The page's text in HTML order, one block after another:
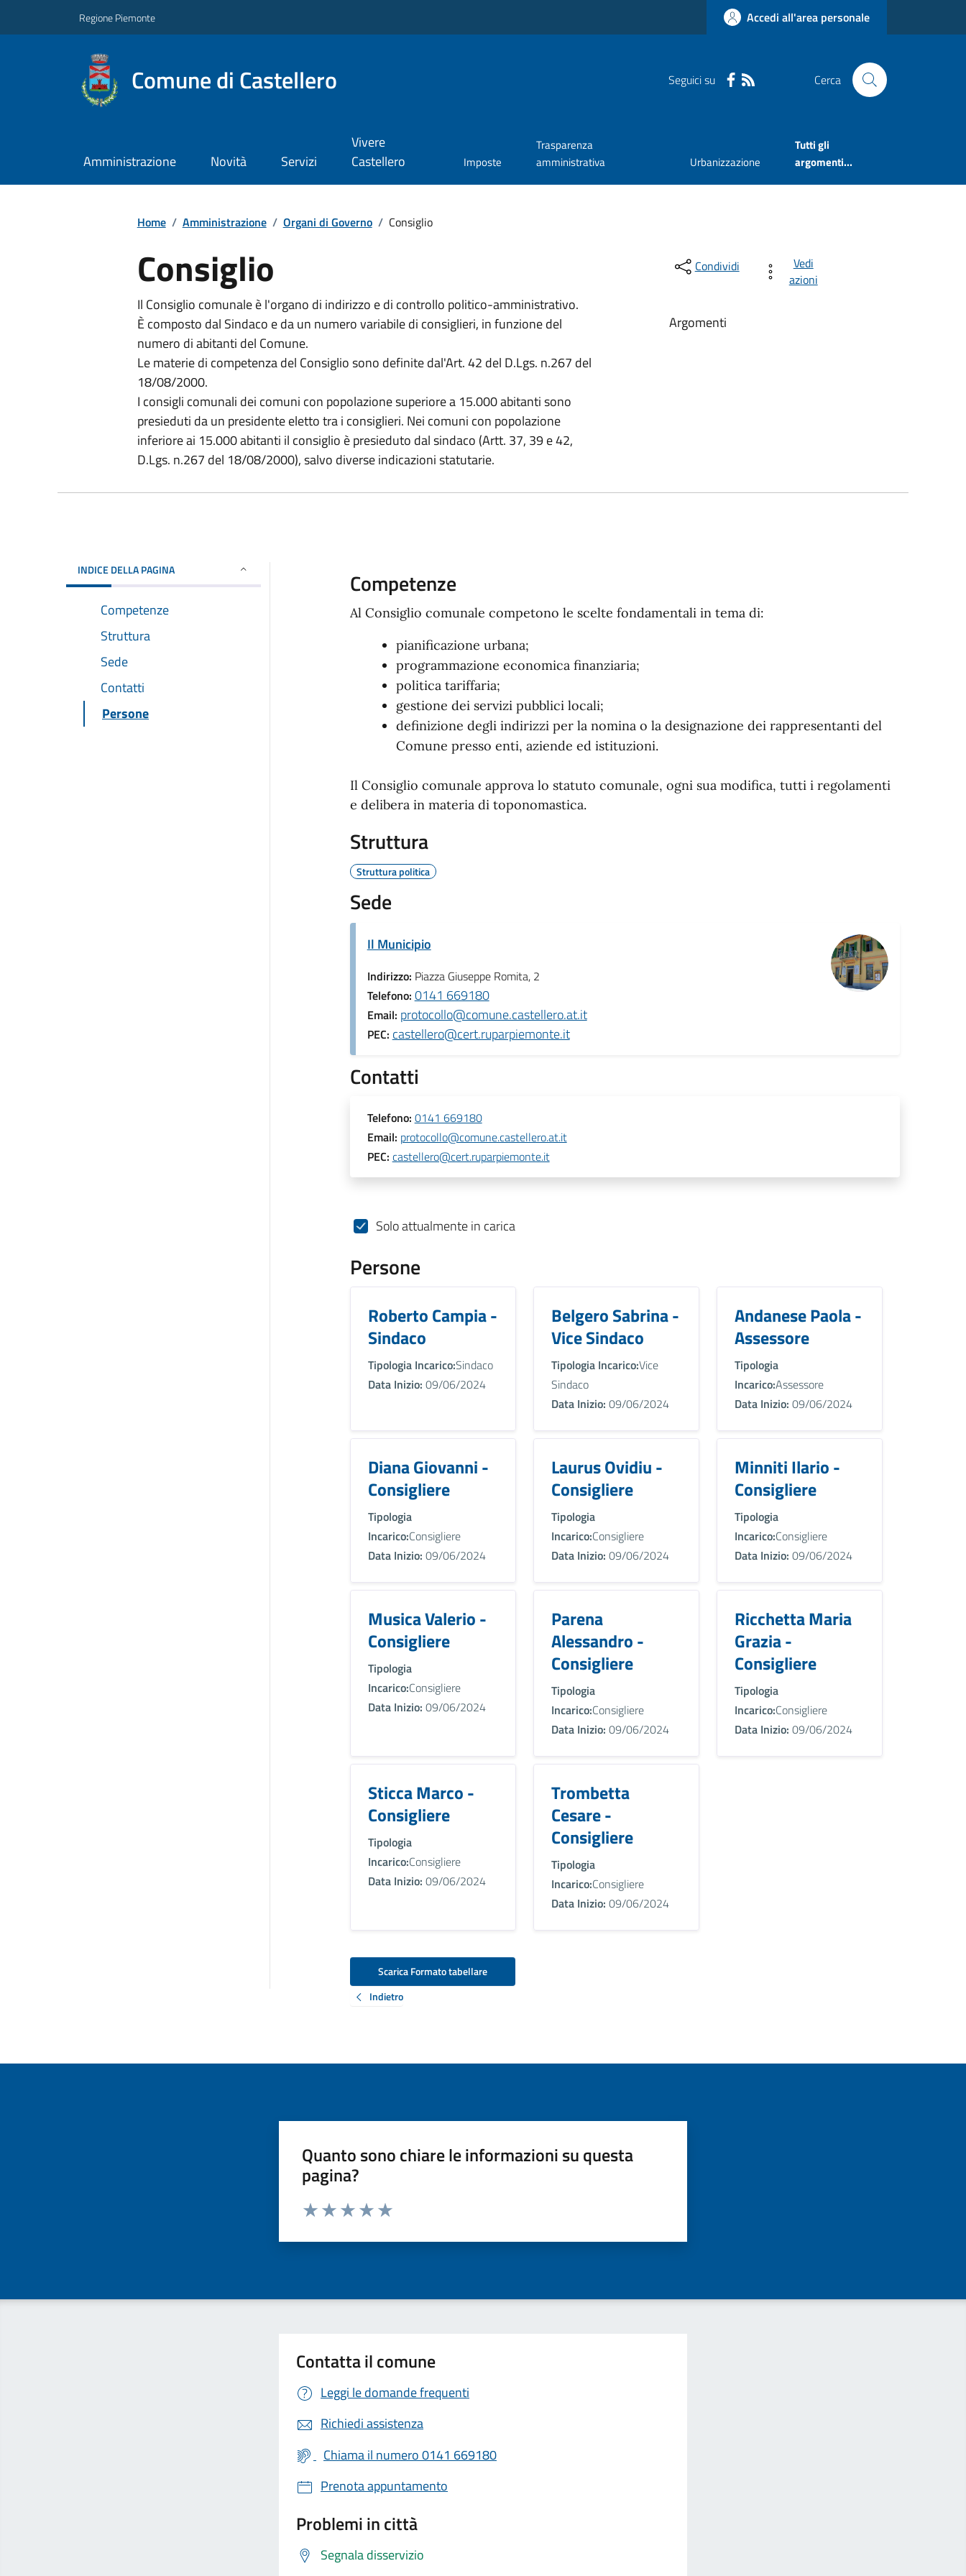
Regione Piemonte Accedi all'area personale
Comune di Castellero Seguici su Cerca
Amministrazione Novità Servizi
Vivere
Castellero
Imposte
Trasparenza
amministrativa
Urbanizzazione
Tutti gli
argomenti...
Home / Amministrazione / Organi di Governo / Consiglio
Consiglio
Il Consiglio comunale è l'organo di indirizzo e di controllo politico-amministrativo.
È composto dal Sindaco e da un numero variabile di consiglieri, in funzione del
numero di abitanti del Comune.
Le materie di competenza del Consiglio sono definite dal'Art. 42 del D.Lgs. n.267 del
18/08/2000.
I consigli comunali dei comuni con popolazione superiore a 15.000 abitanti sono
presieduti da un presidente eletto tra i consiglieri. Nei comuni con popolazione
inferiore ai 15.000 abitanti il consiglio è presieduto dal sindaco (Artt. 37, 39 e 42,
D.Lgs. n.267 del 18/08/2000), salvo diverse indicazioni statutarie.
Condividi
Vedi
azioni
Argomenti
INDICE DELLA PAGINA
Competenze
Struttura
Sede
Contatti
Persone
Competenze
Al Consiglio comunale competono le scelte fondamentali in tema di:
pianificazione urbana;
programmazione economica finanziaria;
politica tariffaria;
gestione dei servizi pubblici locali;
definizione degli indirizzi per la nomina o la designazione dei rappresentanti del
Comune presso enti, aziende ed istituzioni.
Il Consiglio comunale approva lo statuto comunale, ogni sua modifica, tutti i regolamenti
e delibera in materia di toponomastica.
Struttura
Struttura politica
Sede
Il Municipio
Indirizzo: Piazza Giuseppe Romita, 2
Telefono: 0141 669180
Email: protocollo@comune.castellero.at.it
PEC: castellero@cert.ruparpiemonte.it
Contatti
Telefono: 0141 669180
Email: protocollo@comune.castellero.at.it
PEC: castellero@cert.ruparpiemonte.it
Solo attualmente in carica
Persone
Roberto Campia -
Sindaco
Tipologia Incarico:Sindaco
Data Inizio: 09/06/2024
Belgero Sabrina -
Vice Sindaco
Tipologia Incarico:Vice
Sindaco
Data Inizio: 09/06/2024
Andanese Paola -
Assessore
Tipologia
Incarico:Assessore
Data Inizio: 09/06/2024
Diana Giovanni -
Consigliere
Tipologia
Incarico:Consigliere
Data Inizio: 09/06/2024
Laurus Ovidiu -
Consigliere
Tipologia
Incarico:Consigliere
Data Inizio: 09/06/2024
Minniti Ilario -
Consigliere
Tipologia
Incarico:Consigliere
Data Inizio: 09/06/2024
Musica Valerio -
Consigliere
Tipologia
Incarico:Consigliere
Data Inizio: 09/06/2024
Parena
Alessandro -
Consigliere
Tipologia
Incarico:Consigliere
Data Inizio: 09/06/2024
Ricchetta Maria
Grazia -
Consigliere
Tipologia
Incarico:Consigliere
Data Inizio: 09/06/2024
Sticca Marco -
Consigliere
Tipologia
Incarico:Consigliere
Data Inizio: 09/06/2024
Trombetta
Cesare -
Consigliere
Tipologia
Incarico:Consigliere
Data Inizio: 09/06/2024
Scarica Formato tabellare
Indietro
Quanto sono chiare le informazioni su questa
pagina?
Valuta da 1 a 5 stelle la pagina
Contatta il comune
Leggi le domande frequenti
Richiedi assistenza
Chiama il numero 0141 669180
Prenota appuntamento
Problemi in città
Segnala disservizio